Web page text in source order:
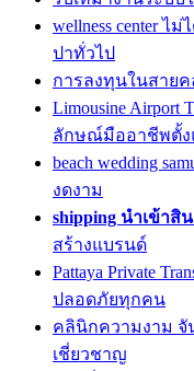
wellness center
ปาทั่วไป
การลงทุนในสาย
Limousine Airport
ลักษณ์มืออาชีพตั้ง
beach wedding
งดงาม
shipping นำเข้าสิ
สร้างแบรนด์
Pattaya Private
ปลอดภัยทุกคน
คลินิกความงาม จั
เชี่ยวชาญ